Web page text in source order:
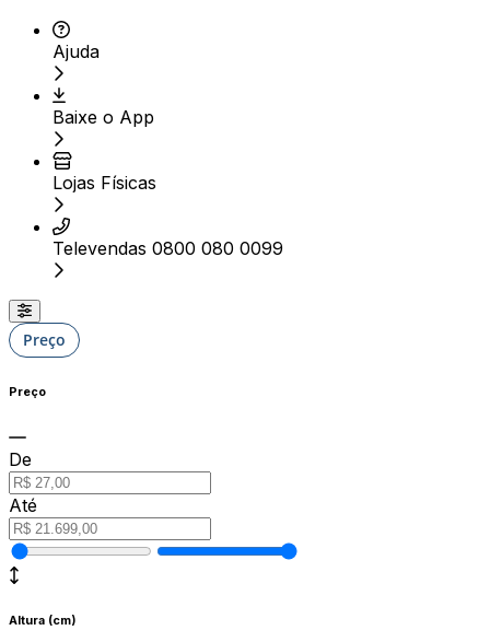
Ajuda
Baixe o App
Lojas Físicas
Televendas 0800 080 0099
Preço
Preço
De
Até
Altura (cm)